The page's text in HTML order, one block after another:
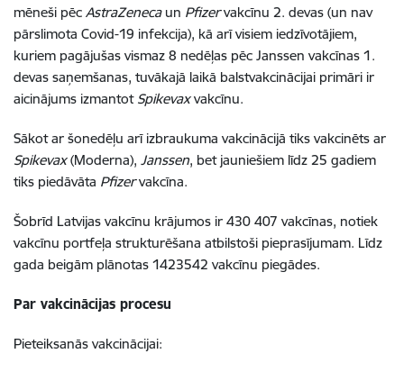
mēneši pēc AstraZenecaun Pfizervakcīnu 2. devas (un nav
pārslimota Covid-19 infekcija), kā arī visiem iedzīvotājiem,
kuriem pagājušas vismaz 8 nedēļas pēc Janssen vakcīnas 1.
devas saņemšanas, tuvākajā laikā balstvakcinācijai primāri ir
aicinājums izmantot Spikevaxvakcīnu.
Sākot ar šonedēļu arī izbraukuma vakcinācijā tiks vakcinēts ar
Spikevax(Moderna), Janssen, bet jauniešiem līdz 25 gadiem
tiks piedāvāta Pfizervakcīna.
Šobrīd Latvijas vakcīnu krājumos ir 430 407 vakcīnas, notiek
vakcīnu portfeļa strukturēšana atbilstoši pieprasījumam. Līdz
gada beigām plānotas 1423542 vakcīnu piegādes.
Par vakcinācijas procesu
Pieteiksanās vakcinācijai: